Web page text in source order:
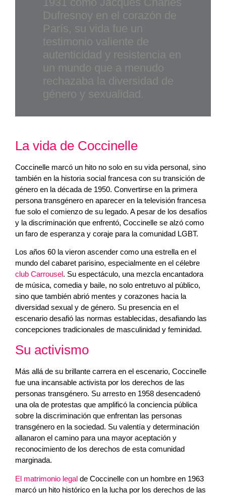
Dufresnoy en el corazón de
París, su vida fue un
testimonio valiente de
autenticidad y resistencia en
un mundo que a menudo
rechazaba la diversidad de
género y sexualidad.
La vida de Coccinelle
Coccinelle marcó un hito no solo en su vida personal, sino
también en la historia social francesa con su transición de
género en la década de 1950. Convertirse en la primera
persona transgénero en aparecer en la televisión francesa
fue solo el comienzo de su legado. A pesar de los desafíos
y la discriminación que enfrentó, Coccinelle se alzó como
un faro de esperanza y coraje para la comunidad LGBT.
Los años 60 la vieron ascender como una estrella en el
mundo del cabaret parisino, especialmente en el célebre
club Carrousel. Su espectáculo, una mezcla encantadora
de música, comedia y baile, no solo entretuvo al público,
sino que también abrió mentes y corazones hacia la
diversidad sexual y de género. Su presencia en el
escenario desafió las normas establecidas, desafiando las
concepciones tradicionales de masculinidad y feminidad.
Su activismo
Más allá de su brillante carrera en el escenario, Coccinelle
fue una incansable activista por los derechos de las
personas transgénero. Su arresto en 1958 desencadenó
una ola de protestas que amplificó la conciencia pública
sobre la discriminación que enfrentan las personas
transgénero en la sociedad. Su valentía y determinación
allanaron el camino para una mayor aceptación y
reconocimiento de los derechos de esta comunidad
marginada.
El matrimonio legal de Coccinelle con un hombre en 1963
marcó un hito histórico en la lucha por los derechos de las